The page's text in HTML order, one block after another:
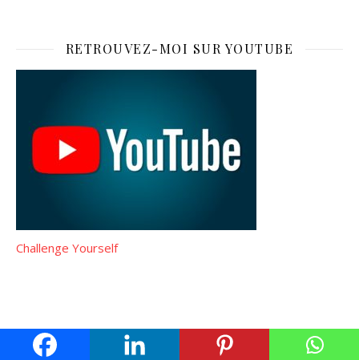
RETROUVEZ-MOI SUR YOUTUBE
Challenge Yourself